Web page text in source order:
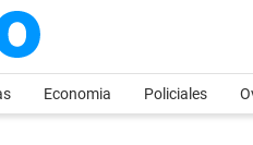
Economia Policiales